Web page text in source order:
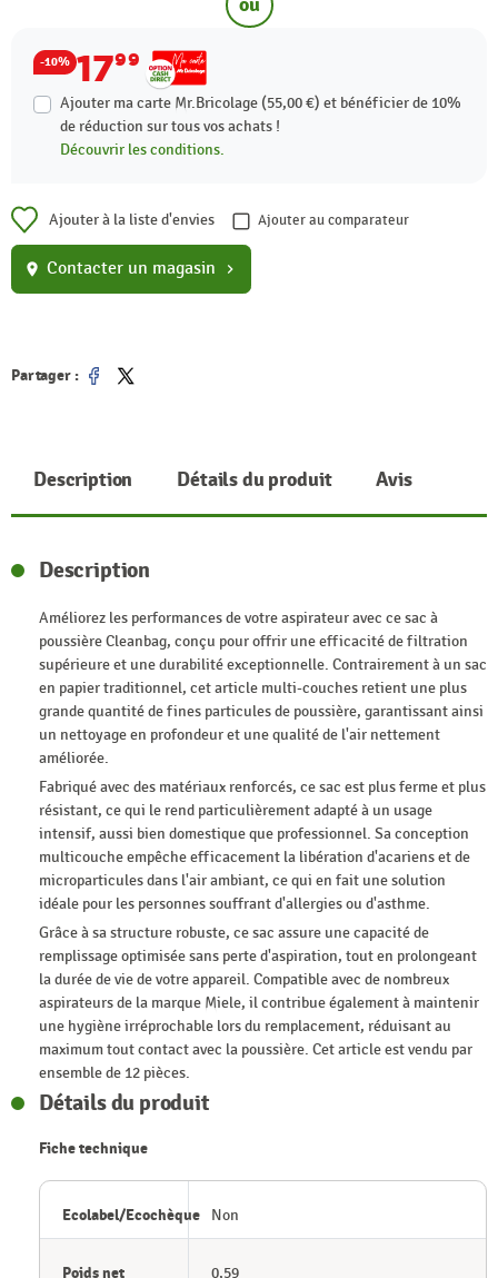
-10% 1799
Ajouter ma carte Mr.Bricolage (55,00 €) et bénéficier de 10%
de réduction sur tous vos achats !
Découvrir les conditions.
Ajouter à la liste d'envies Ajouter au comparateur
location_on Contacter un magasin chevron_right
Partager :
Partager
Tweet
Description Détails du produit Avis
Description
Améliorez les performances de votre aspirateur avec ce sac à
poussière Cleanbag, conçu pour offrir une efficacité de filtration
supérieure et une durabilité exceptionnelle. Contrairement à un sac
en papier traditionnel, cet article multi-couches retient une plus
grande quantité de fines particules de poussière, garantissant ainsi
un nettoyage en profondeur et une qualité de l'air nettement
améliorée.
Fabriqué avec des matériaux renforcés, ce sac est plus ferme et plus
résistant, ce qui le rend particulièrement adapté à un usage
intensif, aussi bien domestique que professionnel. Sa conception
multicouche empêche efficacement la libération d'acariens et de
microparticules dans l'air ambiant, ce qui en fait une solution
idéale pour les personnes souffrant d'allergies ou d'asthme.
Grâce à sa structure robuste, ce sac assure une capacité de
remplissage optimisée sans perte d'aspiration, tout en prolongeant
la durée de vie de votre appareil. Compatible avec de nombreux
aspirateurs de la marque Miele, il contribue également à maintenir
une hygiène irréprochable lors du remplacement, réduisant au
maximum tout contact avec la poussière. Cet article est vendu par
ensemble de 12 pièces.
Détails du produit
Fiche technique
Ecolabel/Ecochèque Non
Poids net 0,59